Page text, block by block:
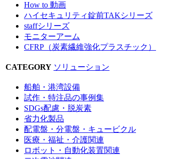
How to 動画
ハイセキュリティ錠前TAKシリーズ
staffシリーズ
モニターアーム
CFRP（炭素繊維強化プラスチック）
CATEGORY ソリューション
船舶・港湾設備
試作・特注品の事例集
SDGs配慮・脱炭素
省力化製品
配電盤・分電盤・キュービクル
医療・福祉・介護関連
ロボット・自動化装置関連